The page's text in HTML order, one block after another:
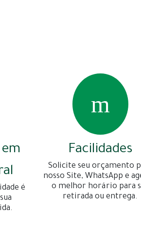
é
Facilidades
Solicite seu orçamento
nosso Site, WhatsApp e
o melhor horário para
retirada ou entrega.